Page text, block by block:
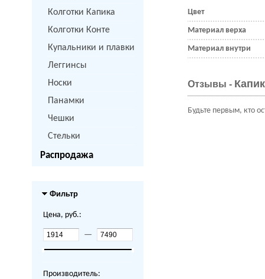
Колготки Капика
Колготки Конте
Купальники и плавки
Леггинсы
Носки
Панамки
Чешки
Стельки
Распродажа
Фильтр
Цена, руб.:
—
Производитель:
Цвет
Материал верха
Материал внутри
Отзывы -
Будьте первым, кто